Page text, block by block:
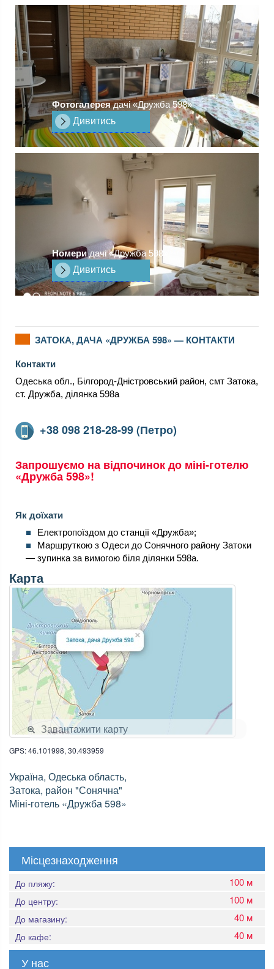
Фотогалереядачі «Дружба 598»
Дивитись
Номеридачі «Дружба 598»
Дивитись
ЗАТОКА, ДАЧА «ДРУЖБА 598» — КОНТАКТИ
Контакти
Одеська обл., Білгород-Дністровський район, смт Затока,
ст. Дружба, ділянка 598а
+38 098 218-28-99 (Петро)
Запрошуємо на відпочинок до міні-готелю
«Дружба 598»!
Як доїхати
Електропоїздом до станції «Дружба»;
Маршруткою з Одеси до Сонячного району Затоки
— зупинка за вимогою біля ділянки 598а.
Карта
Завантажити карту
GPS: 46.101998, 30.493959
Україна, Одеська область,
Затока, район "Сонячна"
Міні-готель «Дружба 598»
Місцезнаходження
До пляжу: 100 м
До центру: 100 м
До магазину: 40 м
До кафе: 40 м
У нас